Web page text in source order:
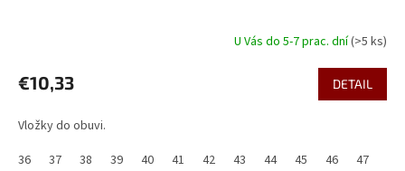
U Vás do 5-7 prac. dní(>5 ks)
€10,33 DETAIL
Vložky do obuvi.
36
37 38 39 40 41 42 43 44 45 46 47